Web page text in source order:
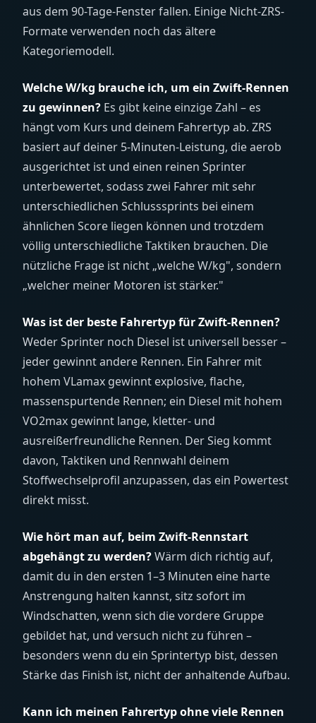
aus dem 90-Tage-Fenster fallen. Einige Nicht-ZRS-
Formate verwenden noch das ältere
Kategoriemodell.
Welche W/kg brauche ich, um ein Zwift-Rennen
zu gewinnen? Es gibt keine einzige Zahl – es
hängt vom Kurs und deinem Fahrertyp ab. ZRS
basiert auf deiner 5-Minuten-Leistung, die aerob
ausgerichtet ist und einen reinen Sprinter
unterbewertet, sodass zwei Fahrer mit sehr
unterschiedlichen Schlusssprints bei einem
ähnlichen Score liegen können und trotzdem
völlig unterschiedliche Taktiken brauchen. Die
nützliche Frage ist nicht „welche W/kg", sondern
„welcher meiner Motoren ist stärker."
Was ist der beste Fahrertyp für Zwift-Rennen?
Weder Sprinter noch Diesel ist universell besser –
jeder gewinnt andere Rennen. Ein Fahrer mit
hohem VLamax gewinnt explosive, flache,
massenspurtende Rennen; ein Diesel mit hohem
VO2max gewinnt lange, kletter- und
ausreißerfreundliche Rennen. Der Sieg kommt
davon, Taktiken und Rennwahl deinem
Stoffwechselprofil anzupassen, das ein Powertest
direkt misst.
Wie hört man auf, beim Zwift-Rennstart
abgehängt zu werden?Wärm dich richtig auf,
damit du in den ersten 1–3 Minuten eine harte
Anstrengung halten kannst, sitz sofort im
Windschatten, wenn sich die vordere Gruppe
gebildet hat, und versuch nicht zu führen –
besonders wenn du ein Sprintertyp bist, dessen
Stärke das Finish ist, nicht der anhaltende Aufbau.
Kann ich meinen Fahrertyp ohne viele Rennen